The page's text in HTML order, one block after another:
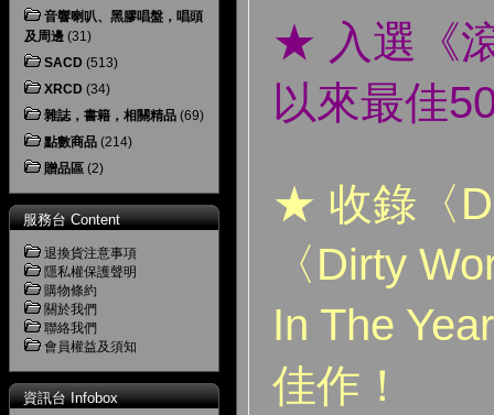
音響喇叭、黑膠唱盤，唱頭
及周邊 (31)
SACD (513)
XRCD (34)
雜誌，書籍，相關精品 (69)
點數商品 (214)
贈品區 (2)
服務台 Content
退換貨注意事項
隱私權保護聲明
購物條約
關於我們
聯絡我們
會員權益及須知
資訊台 Infobox
★ 入選《
以來最佳
★ 收錄〈
〈Dirty
In The
佳作！